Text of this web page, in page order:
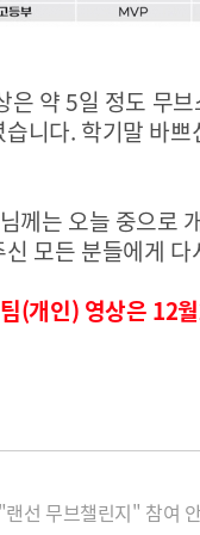
은 약5일 정도 무
니다. 학기말 바쁘
께는 오늘 중으로
모든 분들에게
(개인) 영상은 12월
선 무브챌린지" 참여